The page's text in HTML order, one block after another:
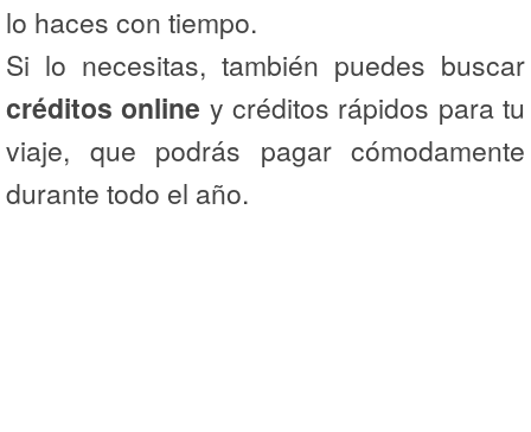
lo haces con tiempo.
Si lo necesitas, también puedes buscar
créditos online y créditos rápidos para tu
viaje, que podrás pagar cómodamente
durante todo el año.